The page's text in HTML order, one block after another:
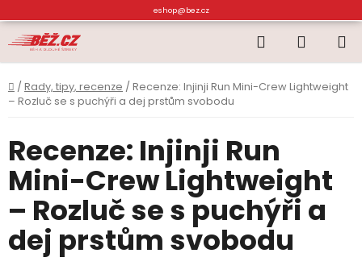
na
obsah
eshop@bez.cz
Hledat
KOŠÍK
Domů
/ Rady, tipy, recenze / Recenze: Injinji Run Mini-Crew Lightweight
– Rozluč se s puchýři a dej prstům svobodu
Recenze: Injinji Run
Mini-Crew Lightweight
– Rozluč se s puchýři a
dej prstům svobodu